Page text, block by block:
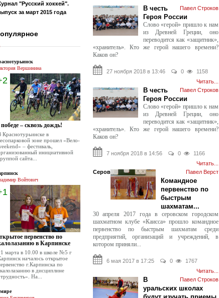
"Русский хоккей".
за март 2015 года
Вершинина
– сквозь дождь!
Краснотурьинске в
зоне прошел «Вело-
– фестиваль,
инициативной
сайта...
Войтович
первенство по
в Карпинске
марта в 10.00 в школе №5 г
началось открытое
г.Карпинска по
в дисциплине
На...
Павел Строков
В честь
Героя России
Слово «герой» пришло к нам
из Древней Греции, оно
переводится как «защитник»,
«хранитель». Кто же герой нашего времени?
Каков он?
27 ноября 2018 в 13:46 0
1158
Читать...
Павел Строков
В честь
Героя России
Слово «герой» пришло к нам
из Древней Греции, оно
переводится как «защитник»,
«хранитель». Кто же герой нашего времени?
Каков он?
7 ноября 2018 в 14:56 0
1166
Читать...
Серов
Павел Верст
Командное
первенство по
быстрым
шахматам...
30 апреля 2017 года в серовском городском
шахматном клубе «Каисса» прошло командное
первенство по быстрым шахматам среди
предприятий, организаций и учреждений, в
котором приняли...
6 мая 2017 в 17:25 0
1767
Читать...
Павел Строков
В
уральских школах